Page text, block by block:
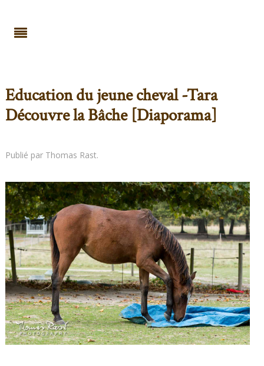
Education du jeune cheval -Tara
Découvre la Bâche [Diaporama]
Publié par Thomas Rast.